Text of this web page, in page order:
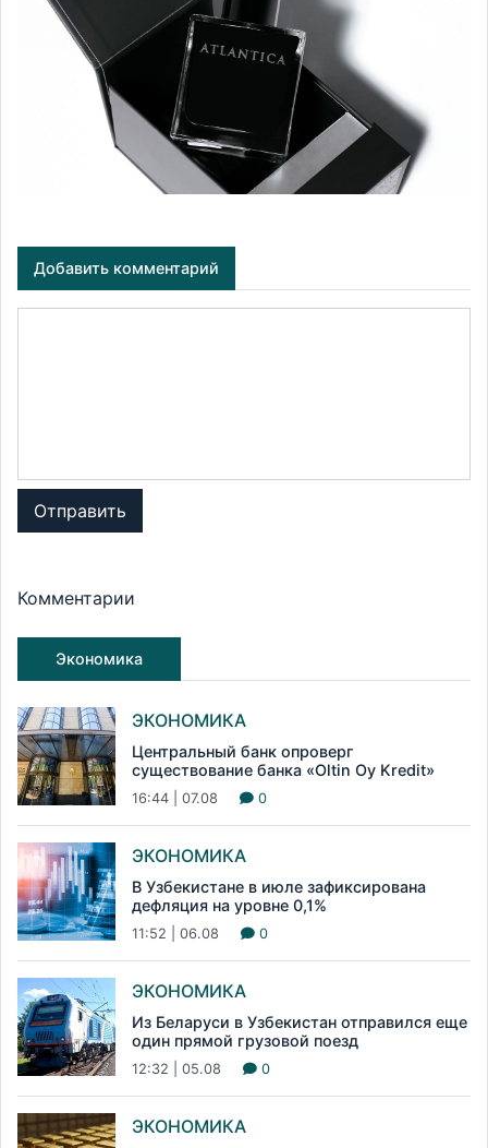
Добавить комментарий
Отправить
Комментарии
Экономика
ЭКОНОМИКА
Центральный банк опроверг
существование банка «Oltin Oy Kredit»
16:44 | 07.08 0
ЭКОНОМИКА
В Узбекистане в июле зафиксирована
дефляция на уровне 0,1%
11:52 | 06.08 0
ЭКОНОМИКА
Из Беларуси в Узбекистан отправился еще
один прямой грузовой поезд
12:32 | 05.08 0
ЭКОНОМИКА